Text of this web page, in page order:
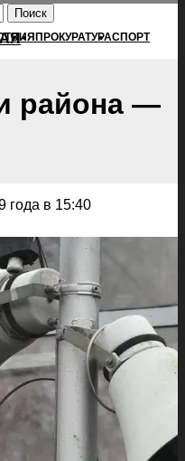
ПРОКУРАТУРАСПОРТ
района —
года в 15:40